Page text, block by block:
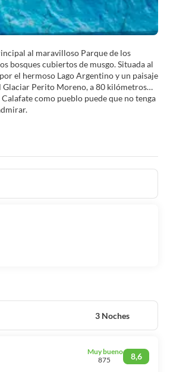
al maravilloso Parque de los
bosques cubiertos de musgo. Situada al
el hermoso Lago Argentino y un paisaje
Glaciar Perito Moreno, a 80 kilómetros
como pueblo puede que no tenga
3 Noches
8,6
Muy bueno
875